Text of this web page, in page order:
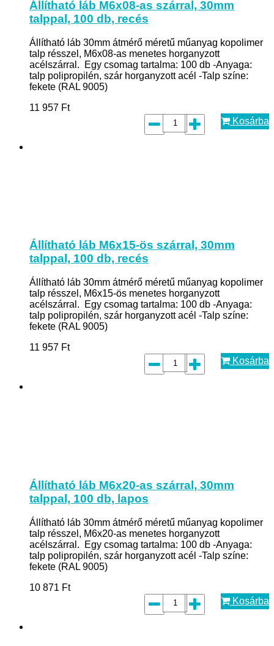
Állítható láb M6x08-as szárral, 30mm
talppal, 100 db, recés
Állítható láb 30mm átmérő méretű műanyag kopolimer
talp résszel, M6x08-as menetes horganyzott
acélszárral. Egy csomag tartalma: 100 db -Anyaga:
talp polipropilén, szár horganyzott acél -Talp színe:
fekete (RAL 9005)
11 957 Ft
Kosárba
Állítható láb M6x15-ös szárral, 30mm
talppal, 100 db, recés
Állítható láb 30mm átmérő méretű műanyag kopolimer
talp résszel, M6x15-ös menetes horganyzott
acélszárral. Egy csomag tartalma: 100 db -Anyaga:
talp polipropilén, szár horganyzott acél -Talp színe:
fekete (RAL 9005)
11 957 Ft
Kosárba
Állítható láb M6x20-as szárral, 30mm
talppal, 100 db, lapos
Állítható láb 30mm átmérő méretű műanyag kopolimer
talp résszel, M6x20-as menetes horganyzott
acélszárral. Egy csomag tartalma: 100 db -Anyaga:
talp polipropilén, szár horganyzott acél -Talp színe:
fekete (RAL 9005)
10 871 Ft
Kosárba